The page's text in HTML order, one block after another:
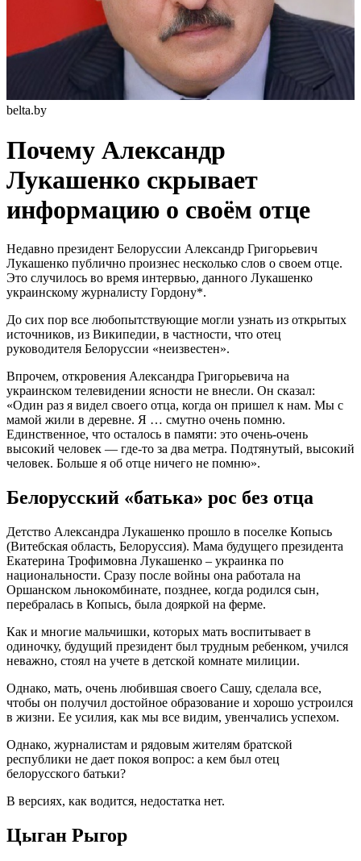
belta.by
Почему Александр
Лукашенко скрывает
информацию о своём отце
Недавно президент Белоруссии Александр Григорьевич
Лукашенко публично произнес несколько слов о своем отце.
Это случилось во время интервью, данного Лукашенко
украинскому журналисту Гордону*.
До сих пор все любопытствующие могли узнать из открытых
источников, из Википедии, в частности, что отец
руководителя Белоруссии «неизвестен».
Впрочем, откровения Александра Григорьевича на
украинском телевидении ясности не внесли. Он сказал:
«Один раз я видел своего отца, когда он пришел к нам. Мы с
мамой жили в деревне. Я … смутно очень помню.
Единственное, что осталось в памяти: это очень-очень
высокий человек — где-то за два метра. Подтянутый, высокий
человек. Больше я об отце ничего не помню».
Белорусский «батька» рос без отца
Детство Александра Лукашенко прошло в поселке Копысь
(Витебская область, Белоруссия). Мама будущего президента
Екатерина Трофимовна Лукашенко – украинка по
национальности. Сразу после войны она работала на
Оршанском льнокомбинате, позднее, когда родился сын,
перебралась в Копысь, была дояркой на ферме.
Как и многие мальчишки, которых мать воспитывает в
одиночку, будущий президент был трудным ребенком, учился
неважно, стоял на учете в детской комнате милиции.
Однако, мать, очень любившая своего Сашу, сделала все,
чтобы он получил достойное образование и хорошо устроился
в жизни. Ее усилия, как мы все видим, увенчались успехом.
Однако, журналистам и рядовым жителям братской
республики не дает покоя вопрос: а кем был отец
белорусского батьки?
В версиях, как водится, недостатка нет.
Цыган Рыгор